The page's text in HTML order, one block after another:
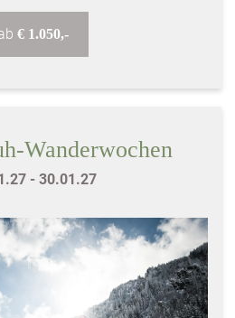
€ 1.050,-
Wanderwochen
- 30.01.27